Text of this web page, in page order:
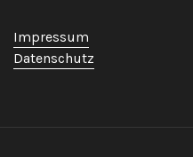
Impressum
Datenschutz